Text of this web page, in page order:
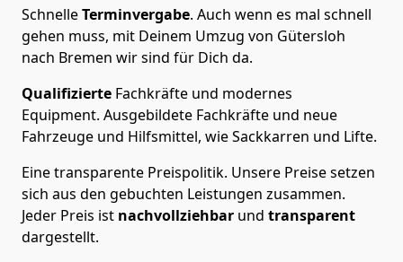
SchnelleTerminvergabe. Auch wenn es mal schnell
gehen muss, mit Deinem Umzug von Gütersloh
nach Bremen wir sind für Dich da.
Qualifizierte Fachkräfte und modernes
Equipment. Ausgebildete Fachkräfte und neue
Fahrzeuge und Hilfsmittel, wie Sackkarren und Lifte.
Eine transparente Preispolitik. Unsere Preise setzen
sich aus den gebuchten Leistungen zusammen.
Jeder Preis ist nachvollziehbar und transparent
dargestellt.